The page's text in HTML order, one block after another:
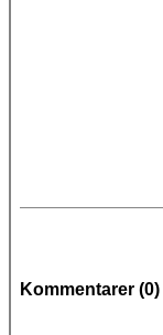
Kommentarer (0)